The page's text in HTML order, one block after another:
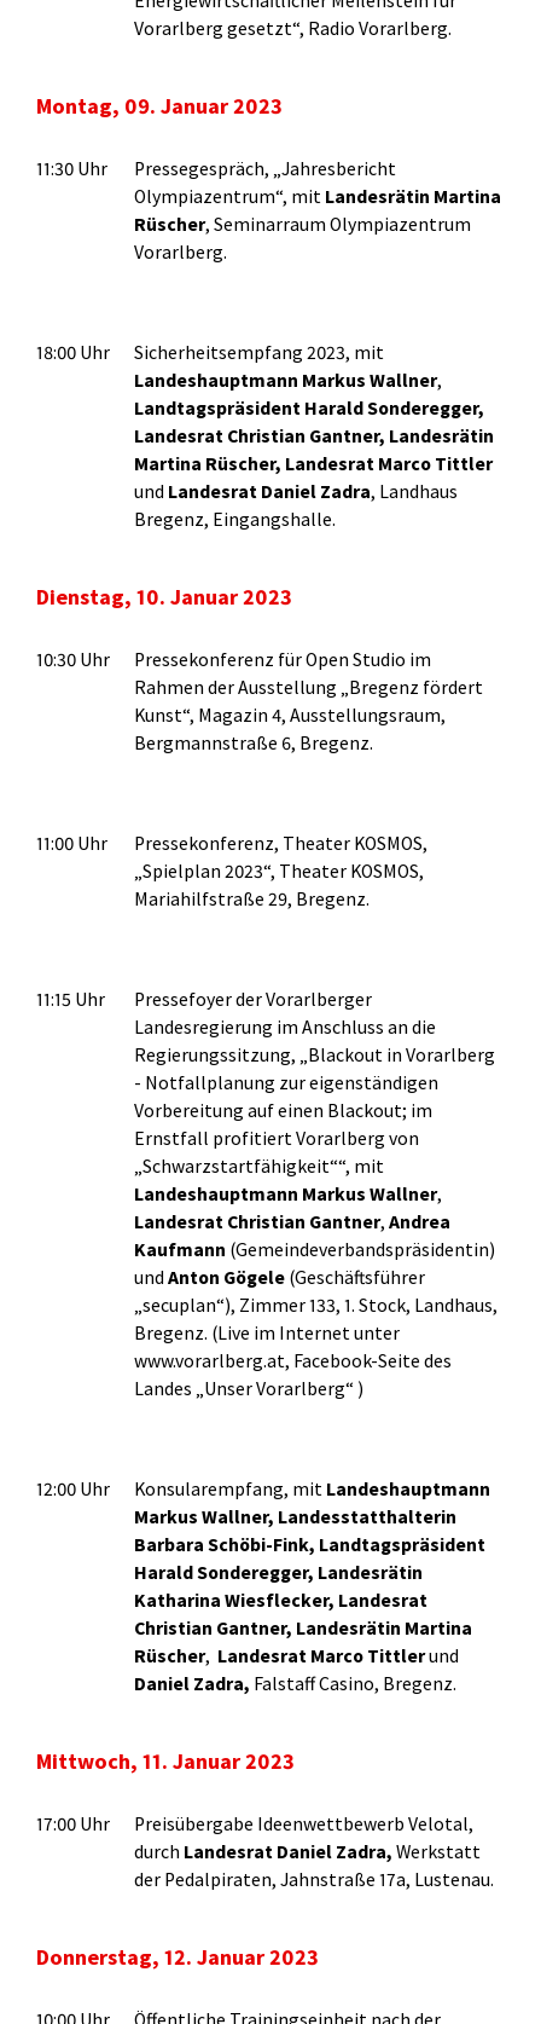
Vorarlberg gesetzt“, Radio Vorarlberg.
Montag, 09. Januar 2023
11:30 Uhr
Pressegespräch, „Jahresbericht
Olympiazentrum“, mit Landesrätin Martina
Rüscher, Seminarraum Olympiazentrum
Vorarlberg.
18:00 Uhr
Sicherheitsempfang 2023, mit
Landeshauptmann Markus Wallner,
Landtagspräsident Harald Sonderegger,
Landesrat Christian Gantner, Landesrätin
Martina Rüscher, Landesrat Marco Tittler
und Landesrat Daniel Zadra, Landhaus
Bregenz, Eingangshalle.
Dienstag, 10. Januar 2023
10:30 Uhr
Pressekonferenz für Open Studio im
Rahmen der Ausstellung „Bregenz fördert
Kunst“, Magazin 4, Ausstellungsraum,
Bergmannstraße 6, Bregenz.
11:00 Uhr
Pressekonferenz, Theater KOSMOS,
„Spielplan 2023“, Theater KOSMOS,
Mariahilfstraße 29, Bregenz.
11:15 Uhr
Pressefoyer der Vorarlberger
Landesregierung im Anschluss an die
Regierungssitzung, „Blackout in Vorarlberg
- Notfallplanung zur eigenständigen
Vorbereitung auf einen Blackout; im
Ernstfall profitiert Vorarlberg von
„Schwarzstartfähigkeit““, mit
Landeshauptmann Markus Wallner,
Landesrat Christian Gantner,Andrea
Kaufmann (Gemeindeverbandspräsidentin)
undAnton Gögele (Geschäftsführer
„secuplan“), Zimmer 133, 1. Stock, Landhaus,
Bregenz. (Live im Internet unter
www.vorarlberg.at, Facebook-Seite des
Landes „Unser Vorarlberg“ )
12:00 Uhr Konsularempfang, mit Landeshauptmann
Markus Wallner, Landesstatthalterin
Barbara Schöbi-Fink, Landtagspräsident
Harald Sonderegger, Landesrätin
Katharina Wiesflecker, Landesrat
Christian Gantner, Landesrätin Martina
Rüscher, Landesrat Marco Tittlerund
Daniel Zadra, Falstaff Casino, Bregenz.
Mittwoch, 11. Januar 2023
17:00 Uhr
Preisübergabe Ideenwettbewerb Velotal,
durch Landesrat Daniel Zadra, Werkstatt
der Pedalpiraten, Jahnstraße 17a, Lustenau.
Donnerstag, 12. Januar 2023